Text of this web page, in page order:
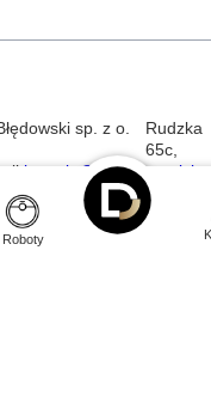
Roboty
sp. z o.
Rudzka
65c,
kontakt@dreame-
|telefon:
+48 668 517 816
|NIP:
PL6423234719
|KRS: 0000944160